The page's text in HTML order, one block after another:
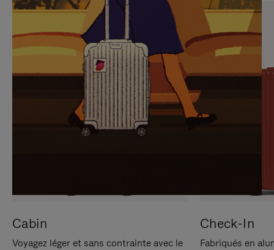
SUR
POUR
METTRE
PAUSE
VEUILLEZ
CLIQUER
POUR
RÉACTIVER
LE
SON
Cabin
Voyagez léger et sans contrainte avec le
Check-In
Fabriqués en